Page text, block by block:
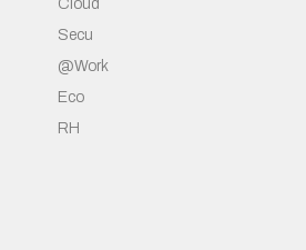
Cloud
Secu
@Work
Eco
RH